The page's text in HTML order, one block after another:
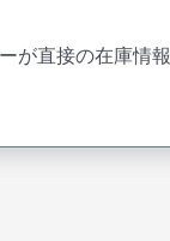
が直接の在庫情